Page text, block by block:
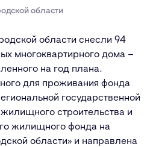
области
области снесли 94
многоквартирного дома –
на год плана.
для проживания фонда
государственной
строительства и
жилищного фонда на
области» и направлена